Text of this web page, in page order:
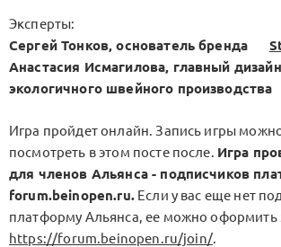
Эксперты:
Сергей Тонков, основатель бренда
Анастасия Исмагилова, главный
экологичного швейного производства
Игра пройдет онлайн. Запись игры
посмотреть в этом посте после. Игра
для членов Альянса - подписчиков
forum.beinopen.ru.Если у вас еще нет
платформу Альянса, ее можно оформить
https://forum.beinopen.ru/join/.